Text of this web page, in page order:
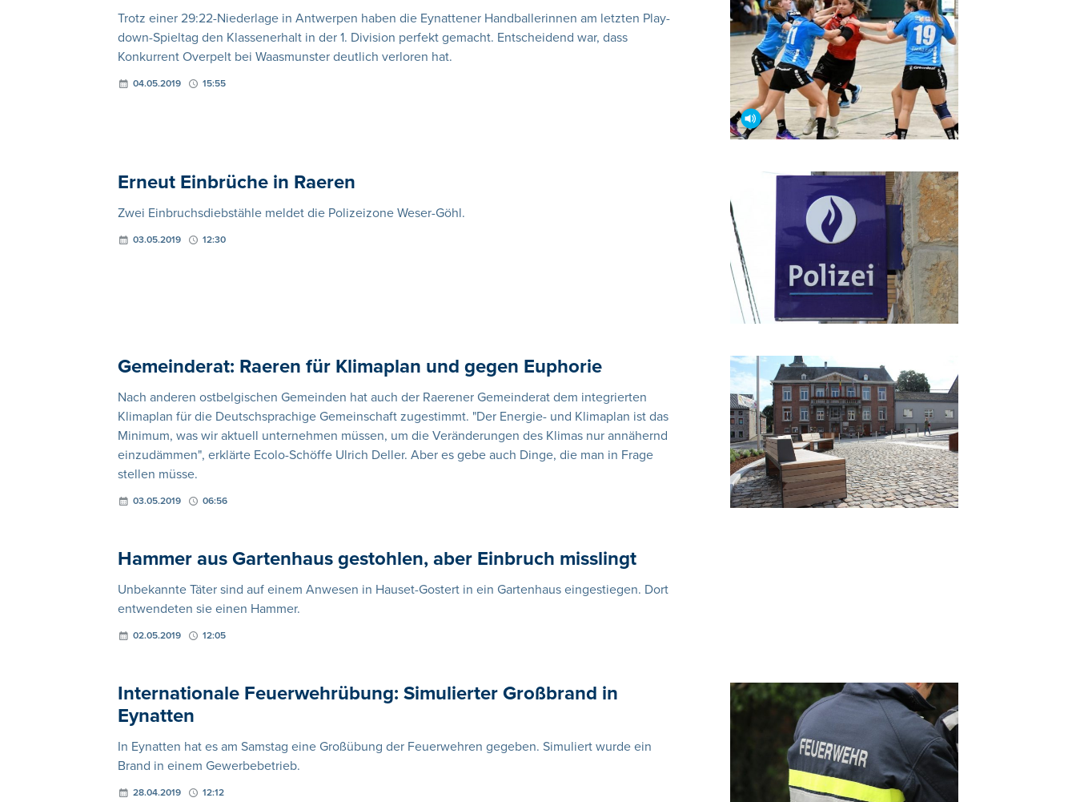
Trotz einer 29:22-Niederlage in Antwerpen haben die Eynattener Handballerinnen am letzten Play-
down-Spieltag den Klassenerhalt in der 1. Division perfekt gemacht. Entscheidend war, dass
Konkurrent Overpelt bei Waasmunster deutlich verloren hat.
04.05.2019 15:55
Erneut Einbrüche in Raeren
Zwei Einbruchsdiebstähle meldet die Polizeizone Weser-Göhl.
03.05.2019 12:30
Gemeinderat: Raeren für Klimaplan und gegen Euphorie
Nach anderen ostbelgischen Gemeinden hat auch der Raerener Gemeinderat dem integrierten
Klimaplan für die Deutschsprachige Gemeinschaft zugestimmt. "Der Energie- und Klimaplan ist das
Minimum, was wir aktuell unternehmen müssen, um die Veränderungen des Klimas nur annähernd
einzudämmen", erklärte Ecolo-Schöffe Ulrich Deller. Aber es gebe auch Dinge, die man in Frage
stellen müsse.
03.05.2019 06:56
Hammer aus Gartenhaus gestohlen, aber Einbruch misslingt
Unbekannte Täter sind auf einem Anwesen in Hauset-Gostert in ein Gartenhaus eingestiegen. Dort
entwendeten sie einen Hammer.
02.05.2019 12:05
Internationale Feuerwehrübung: Simulierter Großbrand in
Eynatten
In Eynatten hat es am Samstag eine Großübung der Feuerwehren gegeben. Simuliert wurde ein
Brand in einem Gewerbebetrieb.
28.04.2019 12:12